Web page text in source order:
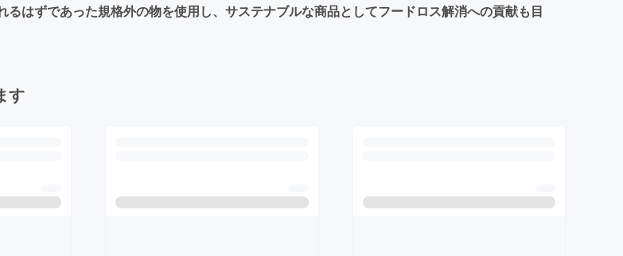
はずであった規格外の物を使用し、サステナブルな商品としてフードロス解消への貢献も目
す